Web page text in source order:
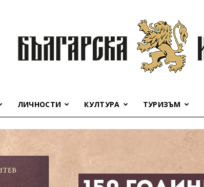
ЛИЧНОСТИ КУЛТУРА ТУРИЗЪМ